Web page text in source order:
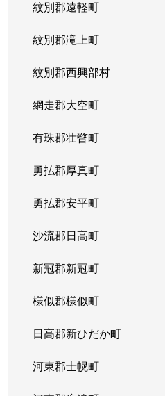
紋別郡遠軽町
紋別郡滝上町
紋別郡西興部村
網走郡大空町
有珠郡壮瞥町
勇払郡厚真町
勇払郡安平町
沙流郡日高町
新冠郡新冠町
様似郡様似町
日高郡新ひだか町
河東郡士幌町